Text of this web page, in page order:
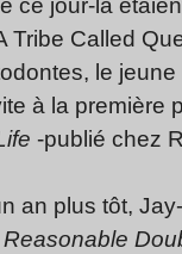
ce jour-là
Tribe Called
le
à la première
-publié chez
an plus tôt,
Reasonable